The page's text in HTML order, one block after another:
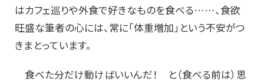
はカフェ巡りや外食で好きなものを食べる……、食欲
旺盛な筆者の心には、常に「体重増加」という不安がつ
きまとっています。
食べた分だけ動けばいいんだ！ と（食べる前は）思